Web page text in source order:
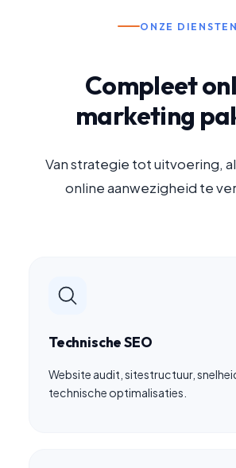
ONZE DIENSTEN
Compleet
marketing
Van strategie tot uitvoering,
online aanwezigheid te
Technische SEO
Website audit, sitestructuur,
technische optimalisaties.